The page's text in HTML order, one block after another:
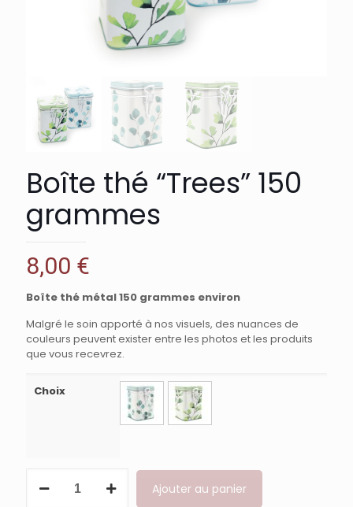
Boîte thé “Trees” 150
grammes
8,00 €
Boîte thé métal 150 grammes environ
Malgré le soin apporté à nos visuels, des nuances de
couleurs peuvent exister entre les photos et les produits
que vous recevrez.
Choix
Ajouter au panier